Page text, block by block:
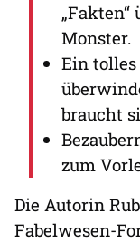
Monster.
Ein
braucht
zum
Die Autorin
Fabelwesen-